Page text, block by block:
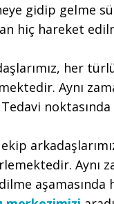
gidip gelme
hiç hareket
her
Aynı
ekip
Aynı